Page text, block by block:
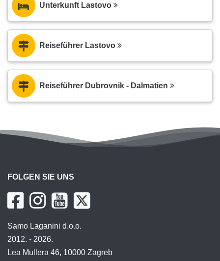
Unterkunft Lastovo
Reiseführer Lastovo
Reiseführer Dubrovnik - Dalmatien
FOLGEN SIE UNS
Samo Laganini d.o.o.
2012. - 2026.
Lea Mullera 46, 10000 Zagreb